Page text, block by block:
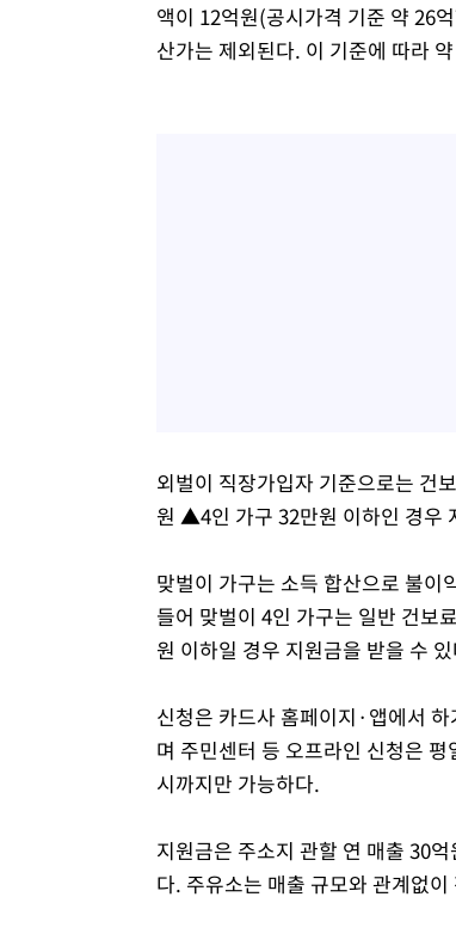
액이 12억원(공시가격 기준 약 26
산가는 제외된다. 이 기준에 따라
외벌이 직장가입자 기준으로는
원 ▲4인 가구 32만원 이하인 경우
맞벌이 가구는 소득 합산으로 불이
들어 맞벌이 4인 가구는 일반 건보
원 이하일 경우 지원금을 받을 수
신청은 카드사 홈페이지·앱에서
며 주민센터 등 오프라인 신청은
시까지만 가능하다.
지원금은 주소지 관할 연 매출 30
다. 주유소는 매출 규모와 관계없